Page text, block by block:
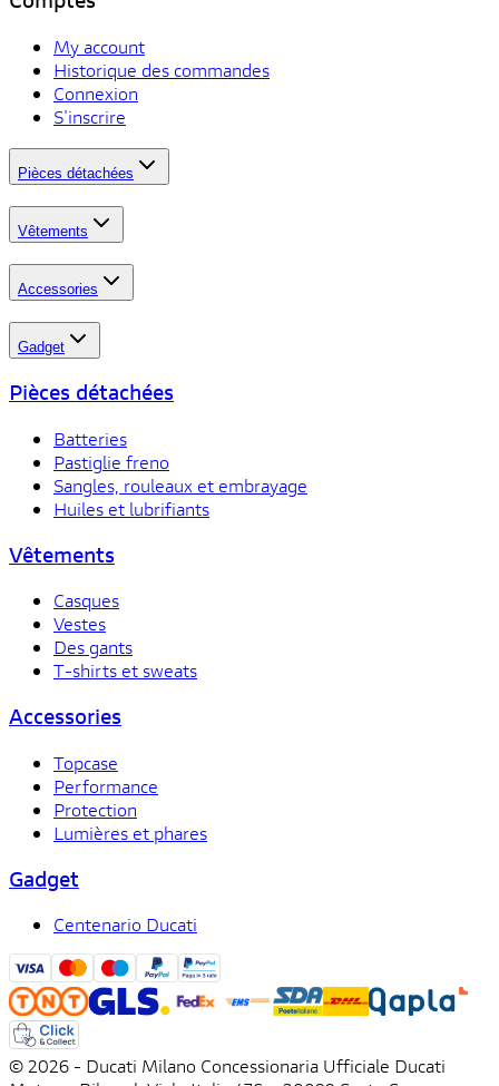
My account
Historique des commandes
Connexion
S'inscrire
Pièces détachées
Vêtements
Accessories
Gadget
Pièces détachées
Batteries
Pastiglie freno
Sangles, rouleaux et embrayage
Huiles et lubrifiants
Vêtements
Casques
Vestes
Des gants
T-shirts et sweats
Accessories
Topcase
Performance
Protection
Lumières et phares
Gadget
Centenario Ducati
© 2026 - Ducati Milano Concessionaria Ufficiale Ducati